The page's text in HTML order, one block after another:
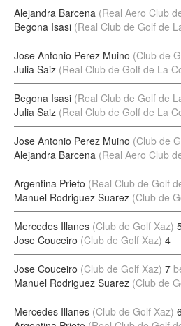
Alejandra Barcena (Real Aero Club
Begona Isasi (Real Club de Golf de
Jose Antonio Perez Muino (Club de
Julia Saiz (Real Club de Golf de La
Begona Isasi (Real Club de Golf de
Julia Saiz (Real Club de Golf de La
Jose Antonio Perez Muino (Club de
Alejandra Barcena (Real Aero Club
Argentina Prieto (Real Club de Golf
Manuel Rodriguez Suarez (Club de
Mercedes Illanes (Club de Golf Xaz)
Jose Couceiro (Club de Golf Xaz) 4
Jose Couceiro (Club de Golf Xaz) 7
Manuel Rodriguez Suarez (Club de
Mercedes Illanes (Club de Golf Xaz) 6